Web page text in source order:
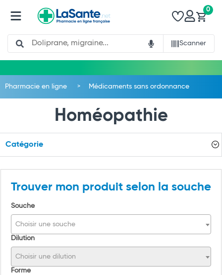
Search
Scanner
0
Pharmacie en ligne Médicaments sans ordonnance
Homéopathie
Catégorie
Trouver mon produit selon la souche
Souche
Choisir une souche
Dilution
Choisir une dilution
Forme